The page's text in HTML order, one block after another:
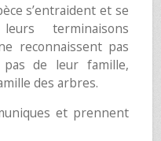
s’entraident et se
terminaisons
reconnaissent pas
pas de leur famille,
des arbres.
et prennent